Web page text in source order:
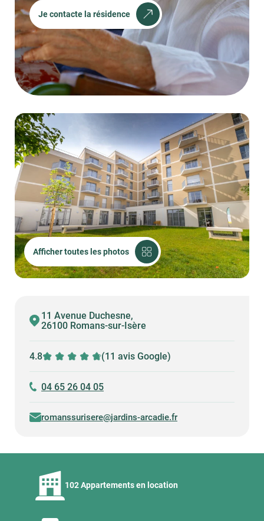
Je contacte la résidence
Afficher toutes les photos
11 Avenue Duchesne,
26100 Romans-sur-Isère
4.8 (11 avis Google)
04 65 26 04 05
romanssurisere@jardins-arcadie.fr
102 Appartements en location